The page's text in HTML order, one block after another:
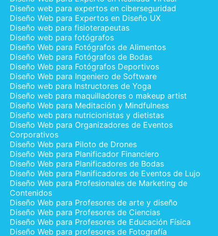
Diseño web para expertos en ciberseguridad
Diseño Web para Expertos en Diseño UX
Diseño web para fisioterapeutas
Diseño web para fotógrafos
Diseño Web para Fotógrafos de Alimentos
Diseño Web para Fotógrafos de Bodas
Diseño Web para Fotógrafos Deportivos
Diseño Web para Ingeniero de Software
Diseño web para Instructores de Yoga
Diseño web para maquilladores o makeup artist
Diseño Web para Meditación y Mindfulness
Diseño web para nutricionistas y dietistas
Diseño Web para Organizadores de Eventos
Corporativos
Diseño Web para Piloto de Drones
Diseño Web para Planificador Financiero
Diseño Web para Planificadores de Bodas
Diseño Web para Planificadores de Eventos de Lujo
Diseño Web para Profesionales de Marketing de
Contenidos
Diseño Web para Profesores de arte y diseño
Diseño Web para Profesores de Ciencias
Diseño Web para Profesores de Educación Física
Diseño Web para profesores de Fotografía